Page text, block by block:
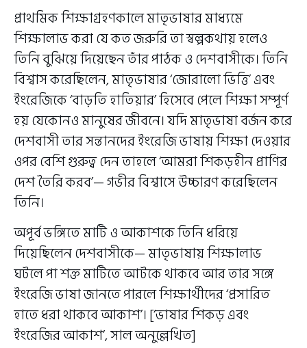
প্রাথমিক শিক্ষাগ্রহণকালে মাতৃভাষার মাধ্যমে
শিক্ষালাভ করা যে কত জরুরি তা স্বল্পকথায় হলেও
তিনি বুঝিয়ে দিয়েছেন তাঁর পাঠক ও দেশবাসীকে। তিনি
বিশ্বাস করেছিলেন, মাতৃভাষার ‘জোরালো ভিত্তি’ এবং
ইংরেজিকে ‘বাড়তি হাতিয়ার’ হিসেবে পেলে শিক্ষা সম্পূর্ণ
হয় যেকোনও মানুষের জীবনে। যদি মাতৃভাষা বর্জন করে
দেশবাসী তার সন্তানদের ইংরেজি ভাষায় শিক্ষা দেওয়ার
ওপর বেশি গুরুত্ব দেন তাহলে ‘আমরা শিকড়হীন প্রাণির
দেশ তৈরি করব’— গভীর বিশ্বাসে উচ্চারণ করেছিলেন
তিনি।
অপূর্ব ভঙ্গিতে মাটি ও আকাশকে তিনি ধরিয়ে
দিয়েছিলেন দেশবাসীকে— মাতৃভাষায় শিক্ষালাভ
ঘটলে পা শক্ত মাটিতে আটকে থাকবে আর তার সঙ্গে
ইংরেজি ভাষা জানতে পারলে শিক্ষার্থীদের ‘প্রসারিত
হাতে ধরা থাকবে আকাশ’। [‘ভাষার শিকড় এবং
ইংরেজির আকাশ’, সাল অনুল্লেখিত]